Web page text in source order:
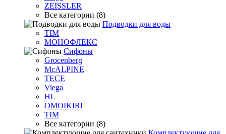
ZEISSLER
Все категории (8)
Подводки для воды
TIM
МОНОФЛЕКС
Сифоны
Grocenberg
McALPINE
TECE
Viega
HL
OMOIKIRI
TIM
Все категории (8)